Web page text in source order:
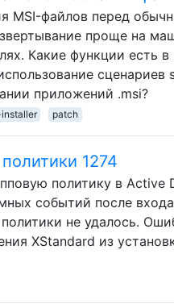
MSI-файлов перед
проще на
Какие функции есть в
сценариев
приложений .msi?
patch
1274
политику в
событий после
не удалось.
XStandard из